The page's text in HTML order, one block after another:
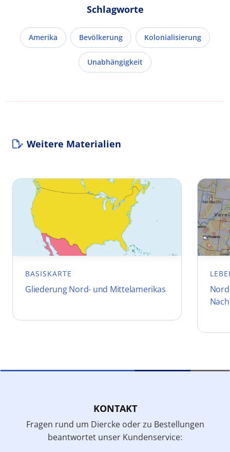
Schlagworte
Amerika Bevölkerung Kolonialisierung
Unabhängigkeit
Weitere Materialien
BASISKARTE
Gliederung Nord- und Mittelamerikas
KONTAKT
Fragen rund um Diercke oder zu Bestellungen
beantwortet unser Kundenservice: